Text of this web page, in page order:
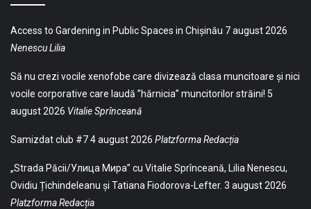
Access to Gardening in Public Spaces in Chișinău 7 august 2026
Nenescu Lilia
Să nu crezi vocile xenofobe care divizează clasa muncitoare și nici
vocile corporative care laudă ”hărnicia” muncitorilor străini! 5
august 2026 Vitalie Sprînceană
Samizdat club #74 august 2026 Platzforma Redacția
„Strada Păcii/Улица Мира” cu Vitalie Sprînceană, Lilia Nenescu,
Ovidiu Țichindeleanu și Tatiana Fiodorova-Lefter. 3 august 2026
Platzforma Redacția